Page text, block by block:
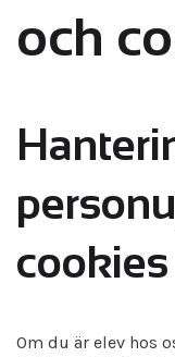
och
cookies
Om du är elev hos